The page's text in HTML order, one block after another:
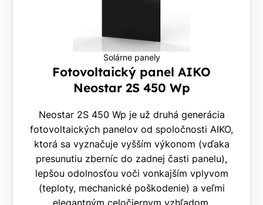
Solárne panely
Fotovoltaický panel AIKO
Neostar 2S 450 Wp
Neostar 2S 450 Wp je už druhá generácia
fotovoltaických panelov od spoločnosti AIKO,
ktorá sa vyznačuje vyšším výkonom (vďaka
presunutiu zberníc do zadnej časti panelu),
lepšou odolnosťou voči vonkajším vplyvom
(teploty, mechanické poškodenie) a veľmi
elegantným celočiernym vzhľadom.